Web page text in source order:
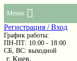
Меню
Регистрация / Вход
График работы:
ПН-ПТ: 10:00 - 18:00
СБ, ВС: выходной
г. Киев.